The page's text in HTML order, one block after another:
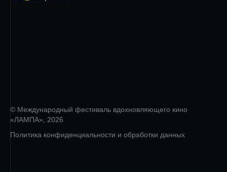
© Международный фестиваль вдохновляющего кино
«ЛАМПА», 2026
Политика конфиденциальности и обработки данных